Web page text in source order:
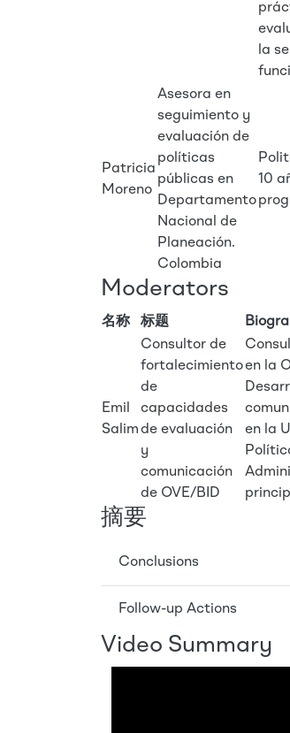
la
Patricia
Moreno
Asesora en
seguimiento y
evaluación de
políticas
públicas en
Departamento
Nacional de
Planeación.
Colombia
10
Moderators
名称 标题
Emil
Salim
Consultor de
fortalecimiento
de
capacidades
de evaluación
y
comunicación
de OVE/BID
en la
en la
摘要
Conclusions
Follow-up Actions
Video Summary